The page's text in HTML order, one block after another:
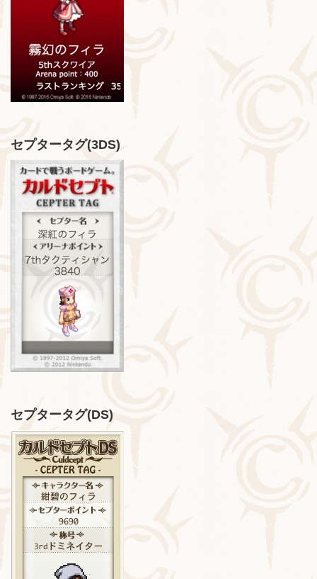
セプタータグ(3DS)
セプタータグ(DS)